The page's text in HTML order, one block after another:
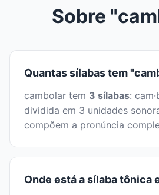
Sobre
Quantas sílabas tem
cambolar tem 3 sílabas:
dividida em 3 unidades
compõem a pronúncia
Onde está a sílaba tônica